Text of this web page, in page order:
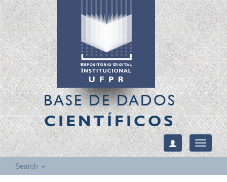
BASE DE DADOS
CIENTÍFICOS
Toggle
Search